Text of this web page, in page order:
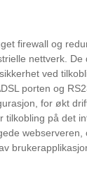
firewall og
nettverk.
ved
porten og
for økt
tilkobling på det